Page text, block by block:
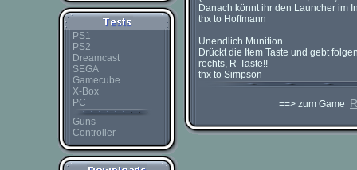
PS1
PS2
Dreamcast
SEGA
Gamecube
X-Box
PC
Guns
Controller
Danach könnt ihr den Launcher im
thx to Hoffmann
Unendlich Munition
Drückt die Item Taste und gebt
rechts, R-Taste!!
thx to Simpson
==> zum Game